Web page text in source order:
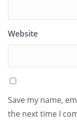
Website
Save my name,
the next time I